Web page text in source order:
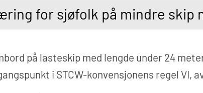
for sjøfolk på mindre skip
på lasteskip med lengde under 24
i STCW-konvensjonens regel VI,